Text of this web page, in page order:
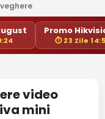
Promo
⏱ 23 Zile
video
mini